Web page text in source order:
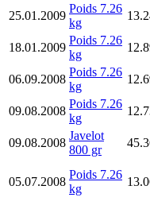
25.01.2009
Poids 7.26
kg
18.01.2009
Poids 7.26
kg
06.09.2008
Poids 7.26
kg
09.08.2008
Poids 7.26
kg
09.08.2008
Javelot
800 gr
05.07.2008
Poids 7.26
kg